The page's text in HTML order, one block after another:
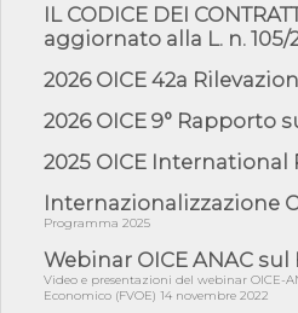
07/08/26 - Ponte sullo Stretto di
sussistenza di...
07/08/26 - Tunnel Brennero, dal
costr...
06/08/26 - Istat, produzione
con ...
06/08/26 - DL PA approvato in
riqualificazione sism...
06/08/26 - CdM: approvato il d.lgs.
mate...
IL CODICE DEI
aggiornato alla L. n. 105/
2026 OICE 42a
2026 OICE 9° Rapporto
2025 OICE International
Internazionalizzazione
Programma 2025
Webinar OICE ANAC sul
Video e presentazioni del webinar OICE-
Economico (FVOE) 14 novembre 2022